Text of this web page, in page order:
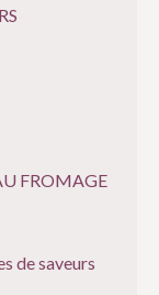
FROMAGE
de saveurs